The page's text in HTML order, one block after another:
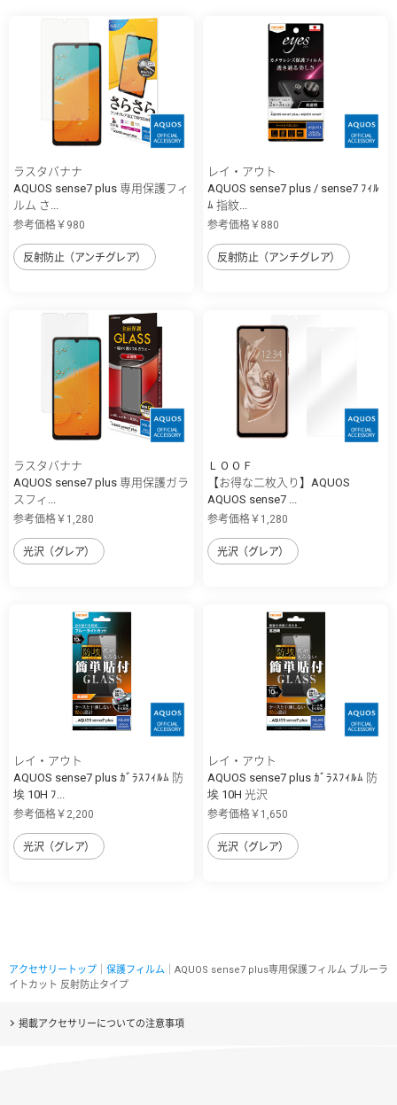
ラスタバナナ
AQUOS sense7 plus 専用保護フィ
ルム さ...
参考価格￥980
反射防止（アンチグレア）
レイ・アウト
AQUOS sense7 plus / sense7 ﾌｨﾙ
ﾑ 指紋...
参考価格￥880
反射防止（アンチグレア）
ラスタバナナ
AQUOS sense7 plus 専用保護ガラ
スフィ...
参考価格￥1,280
光沢（グレア）
ＬＯＯＦ
【お得な二枚入り】AQUOS
AQUOS sense7 ...
参考価格￥1,280
光沢（グレア）
レイ・アウト
AQUOS sense7 plus ｶﾞﾗｽﾌｨﾙﾑ 防
埃 10H ﾌ...
参考価格￥2,200
光沢（グレア）
レイ・アウト
AQUOS sense7 plus ｶﾞﾗｽﾌｨﾙﾑ 防
埃 10H 光沢
参考価格￥1,650
光沢（グレア）
アクセサリートップ 保護フィルム ｜AQUOS sense7 plus専用保護フィルム ブルーラ
イトカット 反射防止タイプ
掲載アクセサリーについての注意事項